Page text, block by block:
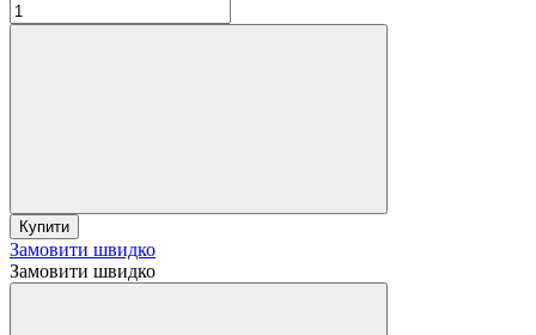
Купити
Замовити швидко
Замовити швидко